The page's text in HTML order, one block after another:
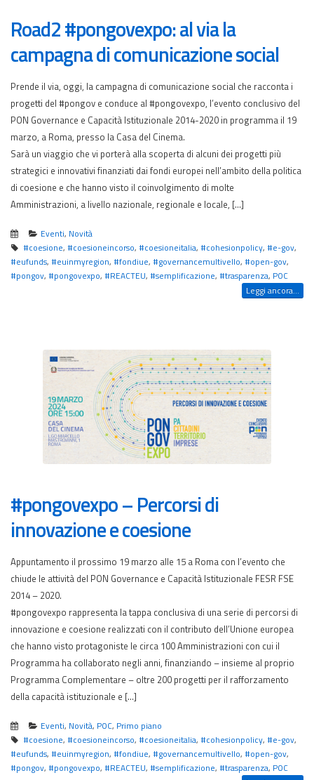
Road2 #pongovexpo: al via la
campagna di comunicazione social
Prende il via, oggi, la campagna di comunicazione social che racconta i
progetti del #pongov e conduce al #pongovexpo, l’evento conclusivo del
PON Governance e Capacità Istituzionale 2014-2020 in programma il 19
marzo, a Roma, presso la Casa del Cinema.
Sarà un viaggio che vi porterà alla scoperta di alcuni dei progetti più
strategici e innovativi finanziati dai fondi europei nell’ambito della politica
di coesione e che hanno visto il coinvolgimento di molte
Amministrazioni, a livello nazionale, regionale e locale, […]
Eventi, Novità
#coesione, #coesioneincorso, #coesioneitalia, #cohesionpolicy, #e-gov,
#eufunds, #euinmyregion, #fondiue, #governancemultivello, #open-gov,
#pongov, #pongovexpo, #REACTEU, #semplificazione, #trasparenza, POC
Leggi ancora...
#pongovexpo – Percorsi di
innovazione e coesione
Appuntamento il prossimo 19 marzo alle 15 a Roma con l’evento che
chiude le attività del PON Governance e Capacità Istituzionale FESR FSE
2014 – 2020.
#pongovexpo rappresenta la tappa conclusiva di una serie di percorsi di
innovazione e coesione realizzati con il contributo dell’Unione europea
che hanno visto protagoniste le circa 100 Amministrazioni con cui il
Programma ha collaborato negli anni, finanziando – insieme al proprio
Programma Complementare – oltre 200 progetti per il rafforzamento
della capacità istituzionale e […]
Eventi, Novità, POC, Primo piano
#coesione, #coesioneincorso, #coesioneitalia, #cohesionpolicy, #e-gov,
#eufunds, #euinmyregion, #fondiue, #governancemultivello, #open-gov,
#pongov, #pongovexpo, #REACTEU, #semplificazione, #trasparenza, POC